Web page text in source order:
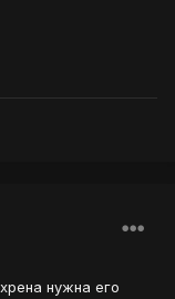
нужна его